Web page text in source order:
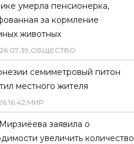
умерла пенсионерка,
за кормление
животных
07:39,ОБЩЕСТВО
семиметровый питон
местного жителя
16:42,МИР
заявила о
увеличить количество